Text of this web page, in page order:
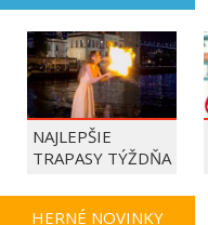
NAJLEPŠIE
TRAPASY TÝŽDŇA
HERNÉ NOVINKY